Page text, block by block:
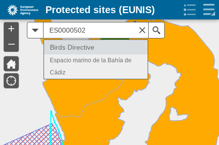
Birds Directive
Espacio marino de la Bahía de
Cádiz
+
–
Protected sites (EUNIS)